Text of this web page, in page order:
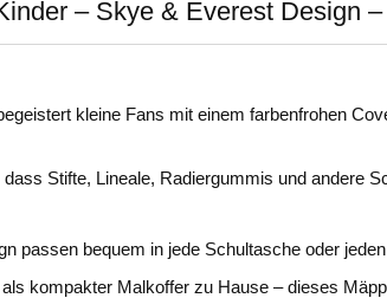
– Skye & Everest Design
kleine Fans mit einem farbenfrohen
Stifte, Lineale, Radiergummis und andere
passen bequem in jede Schultasche oder
kompakter Malkoffer zu Hause – dieses